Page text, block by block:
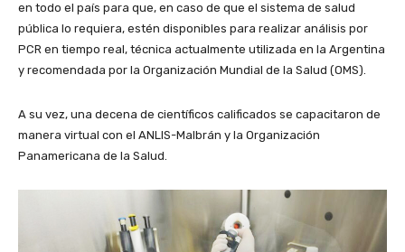
en todo el país para que, en caso de que el sistema de salud
pública lo requiera, estén disponibles para realizar análisis por
PCR en tiempo real, técnica actualmente utilizada en la Argentina
y recomendada por la Organización Mundial de la Salud (OMS).
A su vez, una decena de científicos calificados se capacitaron de
manera virtual con el ANLIS-Malbrán y la Organización
Panamericana de la Salud.